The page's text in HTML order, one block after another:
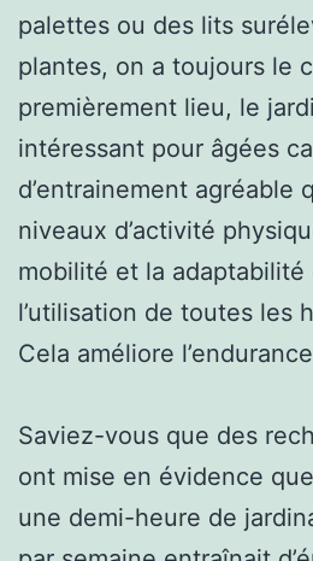
palettes ou des lits
plantes, on a toujours le
premièrement lieu, le
intéressant pour âgées
d’entrainement agréable
niveaux d’activité
mobilité et la
l’utilisation de toutes les
Cela améliore
Saviez-vous que des
ont mise en évidence
une demi-heure de